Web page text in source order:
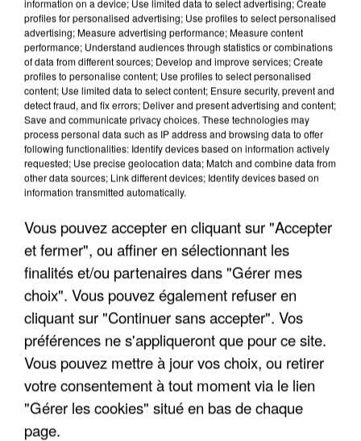
LES INTERVIEWS CHANTE
FRANCE
Voir plus
"JE SUIS À DISPOSITION DES
"ON A TOUS LE TRAC"
"ON N'EST PAS DES PARENTS
profiles for personalised advertising; Use profiles to select personalised
advertising; Measure advertising performance; Measure content
performance; Understand audiences through statistics or combinations
of data from different sources; Develop and improve services; Create
profiles to personalise content; Use profiles to select personalised
content; Use limited data to select content; Ensure security, prevent and
detect fraud, and fix errors; Deliver and present advertising and content;
Save and communicate privacy choices. These technologies may
process personal data such as IP address and browsing data to offer
following functionalities: Identify devices based on information actively
requested; Use precise geolocation data; Match and combine data from
other data sources; Link different devices; Identify devices based on
information transmitted automatically.
Vous pouvez accepter en cliquant sur "Accepter
et fermer", ou affiner en sélectionnant les
finalités et/ou partenaires dans "Gérer mes
choix". Vous pouvez également refuser en
cliquant sur "Continuer sans accepter". Vos
préférences ne s'appliqueront que pour ce site.
Vous pouvez mettre à jour vos choix, ou retirer
votre consentement à tout moment via le lien
"Gérer les cookies" situé en bas de chaque
page.